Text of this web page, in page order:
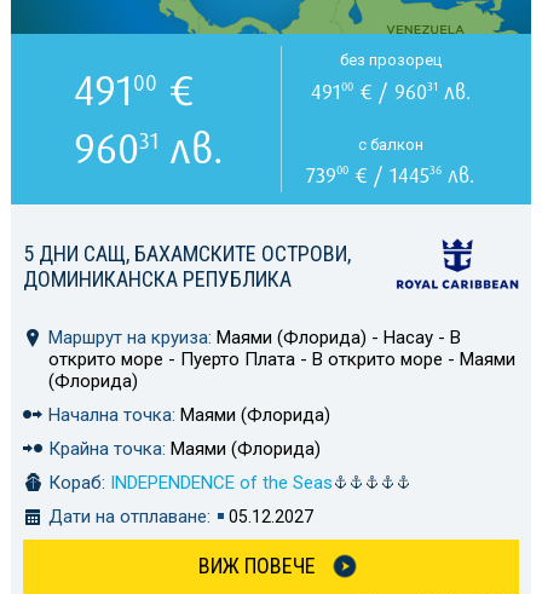
5 ДНИ САЩ, БАХАМСКИТЕ ОСТРОВИ,
ДОМИНИКАНСКА РЕПУБЛИКА
Маршрут на круиза: Маями (Флорида) - Насау - В
открито море - Пуерто Плата - В открито море - Маями
(Флорида)
Начална точка: Маями (Флорида)
Крайна точка: Маями (Флорида)
Кораб:
INDEPENDENCE of the Seas
Дати на отплаване:
05.12.2027
ВИЖ ПОВЕЧЕ
491 00 €
96031 лв.
без прозорец
49100€ / 96031 лв.
с балкон
73900 € / 144536 лв.